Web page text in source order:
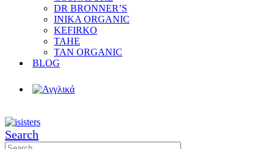
DR BRONNER’S
INIKA ORGANIC
KEFIRKO
TAHE
TAN ORGANIC
BLOG
Search